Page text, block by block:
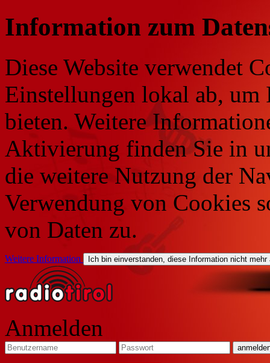
Information zum
Diese Website verwendet
Einstellungen lokal ab, um
bieten. Weitere
Aktivierung finden Sie in
die weitere Nutzung der
Verwendung von Cookies
von Daten zu.
Weitere Information Ich bin einverstanden, diese Information nicht mehr
Anmelden